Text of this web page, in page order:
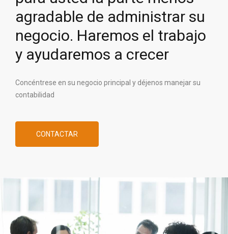
agradable de administrar su
negocio. Haremos el trabajo
y ayudaremos a crecer
Concéntrese en su negocio principal y déjenos manejar su
contabilidad
CONTACTAR